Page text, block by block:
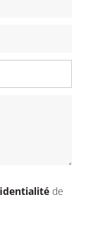
de